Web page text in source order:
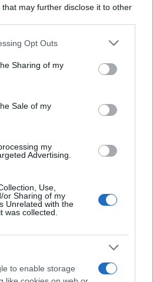
that may further disclose it to other
app uses one or more Google
behaviour. You may click to
and its third-party tags to
purposes in below Google
Opt Outs
Sharing of my
Sale of my
my
Advertising.
Use,
or Sharing of my
Unrelated with the
was collected.
to enable storage
stireria salvaspazio con il